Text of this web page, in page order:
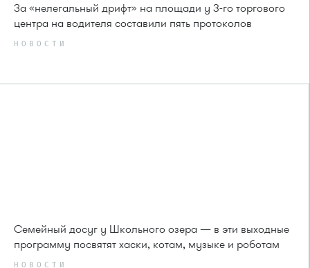
За «нелегальный дрифт» на площади у 3-го торгового
центра на водителя составили пять протоколов
НОВОСТИ
Семейный досуг у Школьного озера — в эти выходные
программу посвятят хаски, котам, музыке и роботам
НОВОСТИ